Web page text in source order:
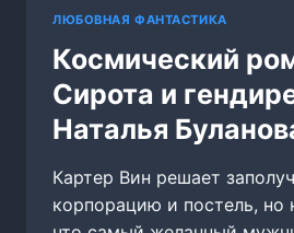
ЛЮБОВНАЯ ФАНТАСТИКА
Космический
Сирота и
Наталья
Картер Вин решает
корпорацию и постель, но